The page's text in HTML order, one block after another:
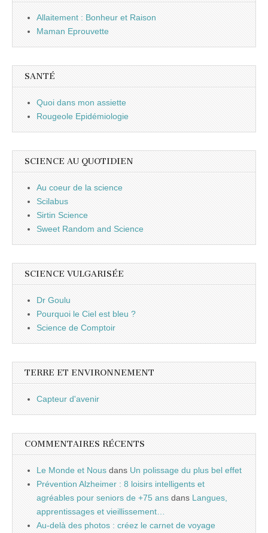
Allaitement : Bonheur et Raison
Maman Eprouvette
SANTÉ
Quoi dans mon assiette
Rougeole Epidémiologie
SCIENCE AU QUOTIDIEN
Au coeur de la science
Scilabus
Sirtin Science
Sweet Random and Science
SCIENCE VULGARISÉE
Dr Goulu
Pourquoi le Ciel est bleu ?
Science de Comptoir
TERRE ET ENVIRONNEMENT
Capteur d'avenir
COMMENTAIRES RÉCENTS
Le Monde et Nous dans Un polissage du plus bel effet
Prévention Alzheimer : 8 loisirs intelligents et
agréables pour seniors de +75 ans dans Langues,
apprentissages et vieillissement…
Au-delà des photos : créez le carnet de voyage